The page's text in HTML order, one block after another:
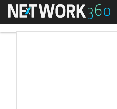
Menu